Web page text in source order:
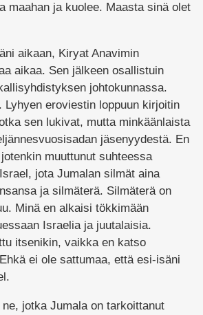
maahan ja kuolee. Maasta sinä olet
aikaan, Kiryat Anavimin
aikaa. Sen jälkeen osallistuin
johtokunnassa.
eroviestin loppuun kirjoitin
sen lukivat, mutta minkäänlaista
jäsenyydestä. En
muuttunut suhteessa
jota Jumalan silmät aina
ja silmäterä. Silmäterä on
Minä en alkaisi tökkimään
Israelia ja juutalaisia.
itsenikin, vaikka en katso
ei ole sattumaa, että esi-isäni
jotka Jumala on tarkoittanut